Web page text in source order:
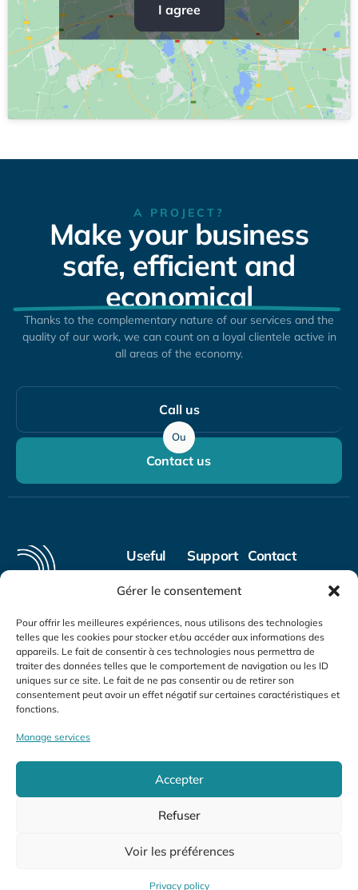
Gérer le consentement
Pour offrir les meilleures expériences, nous utilisons des technologies
telles que les cookies pour stocker et/ou accéder aux informations des
appareils. Le fait de consentir à ces technologies nous permettra de
traiter des données telles que le comportement de navigation ou les ID
uniques sur ce site. Le fait de ne pas consentir ou de retirer son
consentement peut avoir un effet négatif sur certaines caractéristiques et
fonctions.
Manage services
Accepter
Refuser
Voir les préférences
Privacy policy
I agree
A PROJECT?
Make your business
safe, efficient and
economical
Thanks to the complementary nature of our services and the
quality of our work, we can count on a loyal clientele active in
all areas of the economy.
Call us
Ou
Contact us
ARGEST:
expertise, security
and personalized
support for your
projects.
Useful
links
Home
The
office
Services
References
Support
policy
GTC
Contact
L-2737
Luxembourg
(352) 26 44
70 1
mail@argest.eu
2025 – Argest – Directed byPozey